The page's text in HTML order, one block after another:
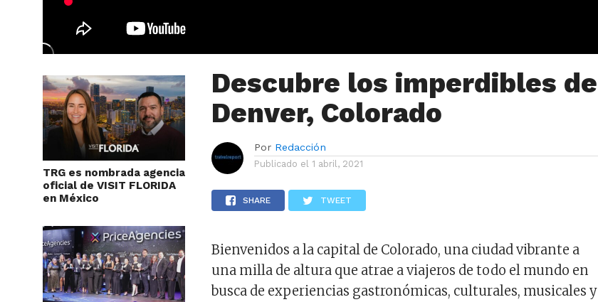
TRG es nombrada agencia
oficial de VISIT FLORIDA
en México
Descubre los imperdibles de
Denver, Colorado
Por Redacción
Publicado el 1 abril, 2021
SHARE TWEET
Bienvenidos a la capital de Colorado, una ciudad vibrante a
una milla de altura que atrae a viajeros de todo el mundo en
busca de experiencias gastronómicas, culturales, musicales y